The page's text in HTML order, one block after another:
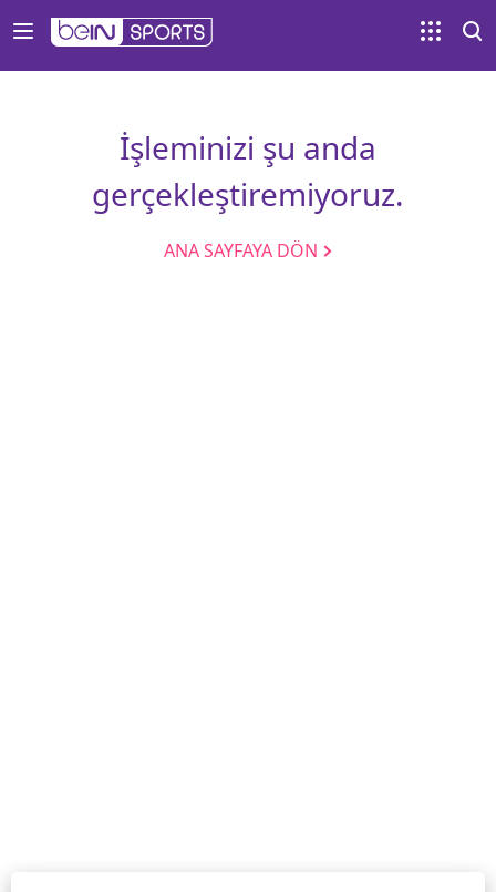
İşleminizi şu anda
gerçekleştiremiyoruz.
ANA SAYFAYA DÖN